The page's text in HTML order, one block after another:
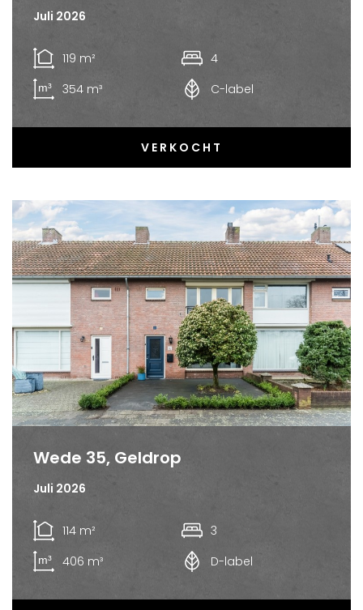
Juli 2026
119 m²
4
354 m³
C-label
VERKOCHT
Wede 35, Geldrop
Juli 2026
114 m²
3
406 m³
D-label